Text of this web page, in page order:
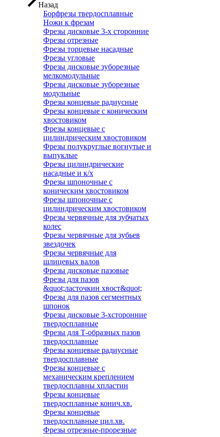
Назад
Борфрезы твердосплавные
Ножи к фрезам
Фрезы дисковые 3-х сторонние
Фрезы отрезные
Фрезы торцевые насадные
Фрезы угловые
Фрезы дисковые зуборезные
мелкомодульные
Фрезы дисковые зуборезные
модульные
Фрезы концевые радиусные
Фрезы концевые с коническим
хвостовиком
Фрезы концевые с
цилиндрическим хвостовиком
Фрезы полукруглые вогнутые и
выпуклые
Фрезы цилиндрические
насадные и к/х
Фрезы шпоночные с
коническим хвостовиком
Фрезы шпоночные с
цилиндрическим хвостовиком
Фрезы червячные для зубчатых
колес
Фрезы червячные для зубьев
звездочек
Фрезы червячные для
шлицевых валов
Фрезы дисковые пазовые
Фрезы для пазов
&quot;ласточкин хвост&quot;
Фрезы для пазов сегментных
шпонок
Фрезы дисковые 3-хсторонние
твердосплавные
Фрезы для Т-образных пазов
твердосплавные
Фрезы концевые радиусные
твердосплавные
Фрезы концевые с
механическим креплением
твердосплавны хпластин
Фрезы концевые
твердосплавные конич.хв.
Фрезы концевые
твердосплавные цил.хв.
Фрезы отрезные-прорезные